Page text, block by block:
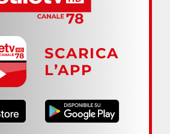
SCARICA
L’APP